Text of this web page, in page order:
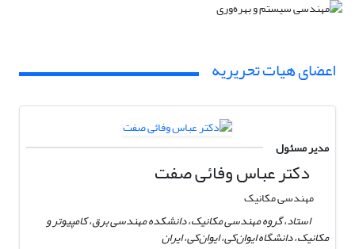
اعضای هیات تحریریه
مدیر مسئول
دکتر عباس وفائی صفت
مهندسی مکانیک
استاد، گروه مهندسی مکانیک، دانشکده مهندسی برق، کامپیوتر و
مکانیک، دانشگاه ایوان‌کی، ایوان‌کی، ایران